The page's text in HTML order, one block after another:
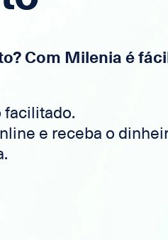
Com Milenia é
facilitado.
e receba o